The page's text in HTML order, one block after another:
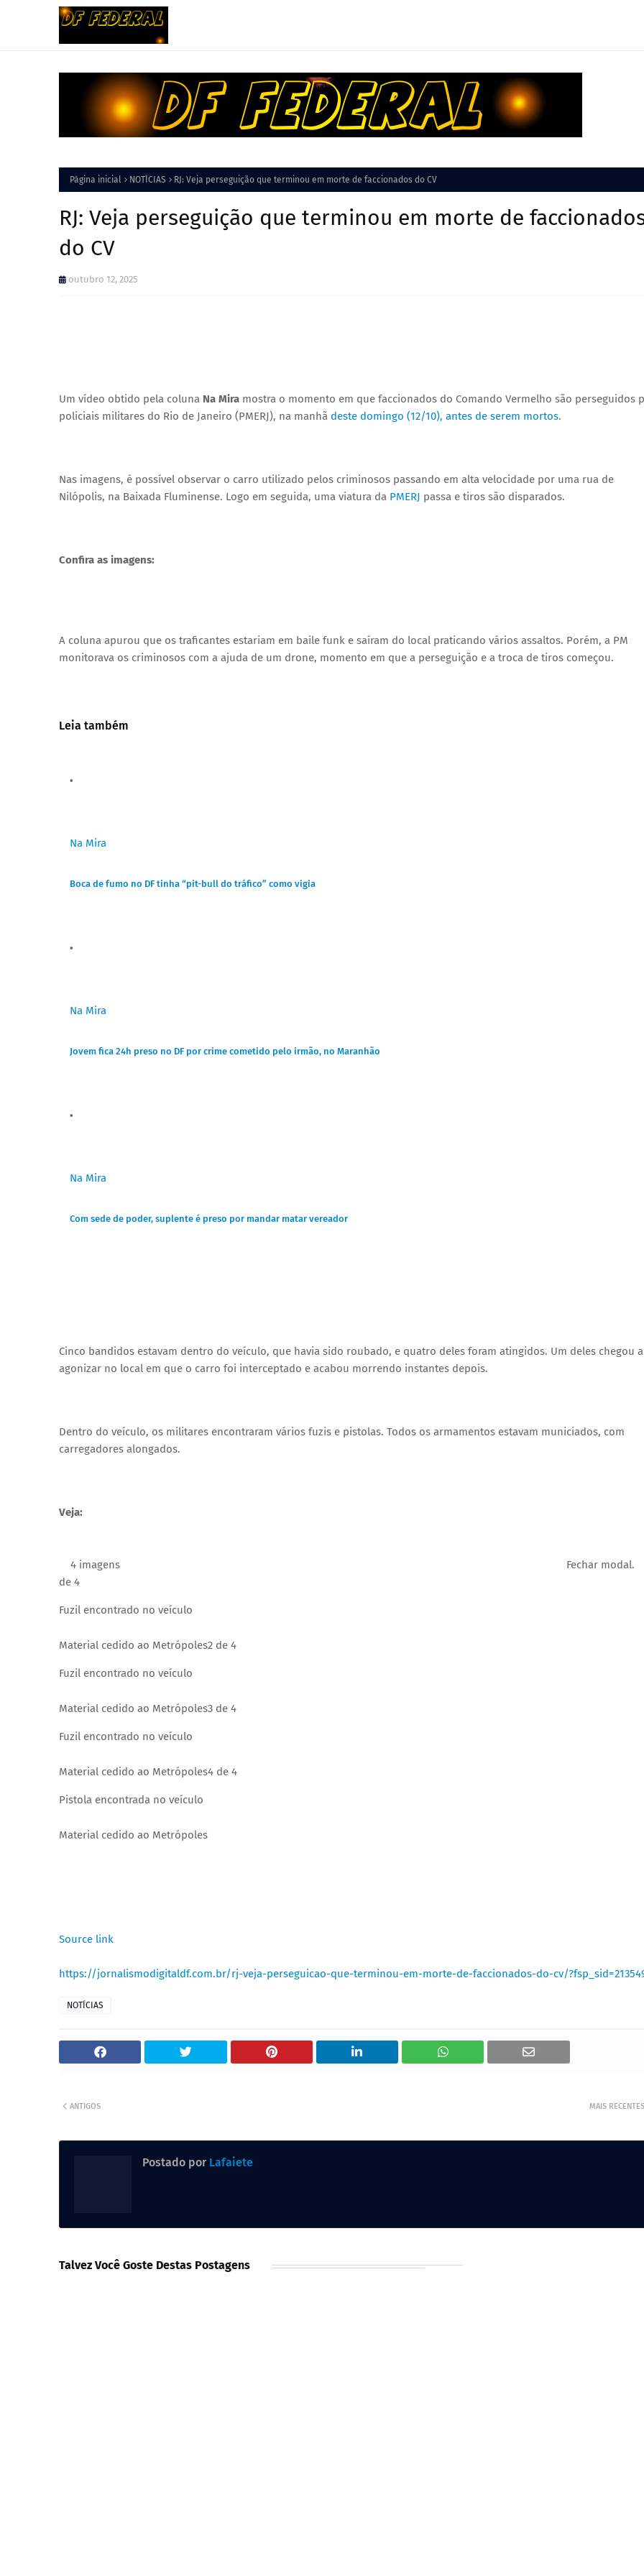
Página inicial NOTÍCIAS RJ: Veja perseguição que terminou em morte de faccionados do CV
RJ: Veja perseguição que terminou em morte de
do CV
outubro 12, 2025
Um vídeo obtido pela coluna Na Mira mostra o momento em que faccionados do Comando Vermelho são perseguidos
policiais militares do Rio de Janeiro (PMERJ), na manhã deste domingo (12/10), antes de serem mortos.
Nas imagens, é possível observar o carro utilizado pelos criminosos passando em alta velocidade por uma rua de
Nilópolis, na Baixada Fluminense. Logo em seguida, uma viatura da PMERJ passa e tiros são disparados.
Confira as imagens:
A coluna apurou que os traficantes estariam em baile funk e saíram do local praticando vários assaltos. Porém, a PM
monitorava os criminosos com a ajuda de um drone, momento em que a perseguição e a troca de tiros começou.
Leia também
Na Mira
Boca de fumo no DF tinha “pit-bull do tráfico” como vigia
Na Mira
Jovem fica 24h preso no DF por crime cometido pelo irmão, no Maranhão
Na Mira
Com sede de poder, suplente é preso por mandar matar vereador
Cinco bandidos estavam dentro do veículo, que havia sido roubado, e quatro deles foram atingidos. Um deles chegou a
agonizar no local em que o carro foi interceptado e acabou morrendo instantes depois.
Dentro do veículo, os militares encontraram vários fuzis e pistolas. Todos os armamentos estavam municiados, com
carregadores alongados.
Veja:
4 imagens
Fechar modal.
de 4
Fuzil encontrado no veículo
Material cedido ao Metrópoles2 de 4
Fuzil encontrado no veículo
Material cedido ao Metrópoles3 de 4
Fuzil encontrado no veículo
Material cedido ao Metrópoles4 de 4
Pistola encontrada no veículo
Material cedido ao Metrópoles
Source link
https://jornalismodigitaldf.com.br/rj-veja-perseguicao-que-terminou-em-morte-de-faccionados-do-cv/
NOTÍCIAS
MAIS RECENTES
ANTIGOS
Postado por Lafaiete
Talvez Você Goste Destas Postagens